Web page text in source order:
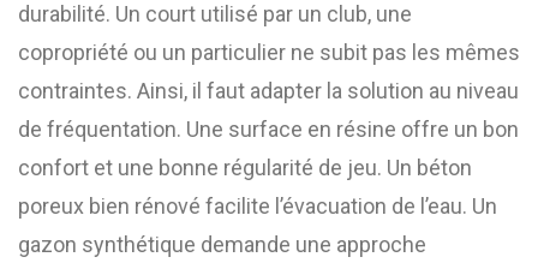
durabilité. Un court utilisé par un club, une
copropriété ou un particulier ne subit pas les mêmes
contraintes. Ainsi, il faut adapter la solution au niveau
de fréquentation. Une surface en résine offre un bon
confort et une bonne régularité de jeu. Un béton
poreux bien rénové facilite l’évacuation de l’eau. Un
gazon synthétique demande une approche